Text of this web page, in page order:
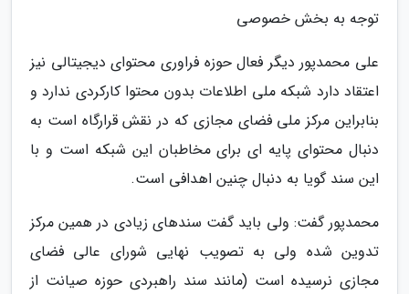
توجه به بخش خصوصی
علی محمدپور دیگر فعال حوزه فراوری محتوای دیجیتالی نیز
اعتقاد دارد شبکه ملی اطلاعات بدون محتوا کارکردی ندارد و
بنابراین مرکز ملی فضای مجازی که در نقش قرارگاه است به
دنبال محتوای پایه ای برای مخاطبان این شبکه است و با
این سند گویا به دنبال چنین اهدافی است.
محمدپور گفت: ولی باید گفت سندهای زیادی در همین مرکز
تدوین شده ولی به تصویب نهایی شورای عالی فضای
مجازی نرسیده است (مانند سند راهبردی حوزه صیانت از